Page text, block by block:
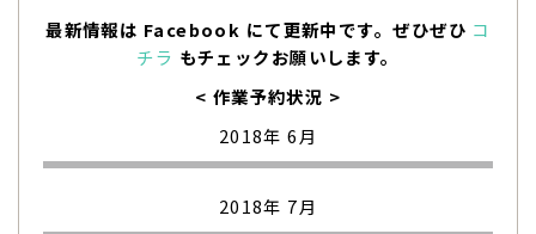
最新情報は Facebook にて更新中です。ぜひぜひ コ
チラ もチェックお願いします。
< 作業予約状況 >
2018年 6月
2018年 7月